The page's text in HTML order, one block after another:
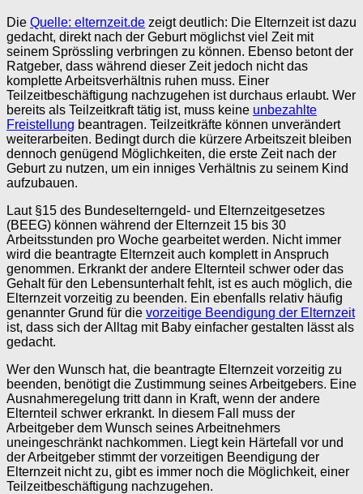
Die Quelle: elternzeit.de zeigt deutlich: Die Elternzeit ist dazu
gedacht, direkt nach der Geburt möglichst viel Zeit mit
seinem Sprössling verbringen zu können. Ebenso betont der
Ratgeber, dass während dieser Zeit jedoch nicht das
komplette Arbeitsverhältnis ruhen muss. Einer
Teilzeitbeschäftigung nachzugehen ist durchaus erlaubt. Wer
bereits als Teilzeitkraft tätig ist, muss keine unbezahlte
Freistellung beantragen. Teilzeitkräfte können unverändert
weiterarbeiten. Bedingt durch die kürzere Arbeitszeit bleiben
dennoch genügend Möglichkeiten, die erste Zeit nach der
Geburt zu nutzen, um ein inniges Verhältnis zu seinem Kind
aufzubauen.
Laut §15 des Bundeselterngeld- und Elternzeitgesetzes
(BEEG) können während der Elternzeit 15 bis 30
Arbeitsstunden pro Woche gearbeitet werden. Nicht immer
wird die beantragte Elternzeit auch komplett in Anspruch
genommen. Erkrankt der andere Elternteil schwer oder das
Gehalt für den Lebensunterhalt fehlt, ist es auch möglich, die
Elternzeit vorzeitig zu beenden. Ein ebenfalls relativ häufig
genannter Grund für die vorzeitige Beendigung der Elternzeit
ist, dass sich der Alltag mit Baby einfacher gestalten lässt als
gedacht.
Wer den Wunsch hat, die beantragte Elternzeit vorzeitig zu
beenden, benötigt die Zustimmung seines Arbeitgebers. Eine
Ausnahmeregelung tritt dann in Kraft, wenn der andere
Elternteil schwer erkrankt. In diesem Fall muss der
Arbeitgeber dem Wunsch seines Arbeitnehmers
uneingeschränkt nachkommen. Liegt kein Härtefall vor und
der Arbeitgeber stimmt der vorzeitigen Beendigung der
Elternzeit nicht zu, gibt es immer noch die Möglichkeit, einer
Teilzeitbeschäftigung nachzugehen.